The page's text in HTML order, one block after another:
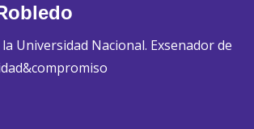
Universidad Nacional. Exsenador de